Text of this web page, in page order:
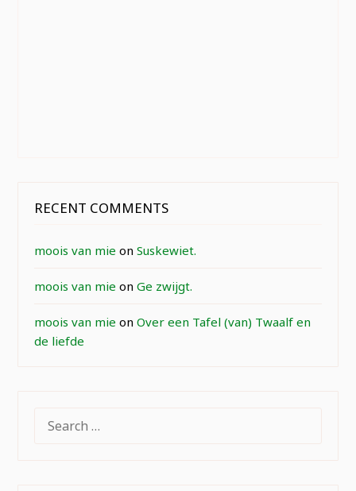
RECENT COMMENTS
moois van mie onSuskewiet.
moois van mie onGe zwijgt.
moois van mie onOver een Tafel (van) Twaalf en
de liefde
FOR: